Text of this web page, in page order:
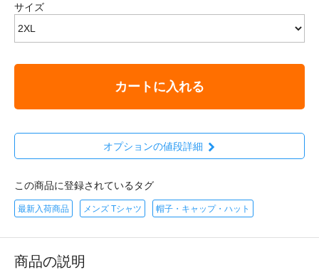
サイズ
カートに入れる
オプションの値段詳細
この商品に登録されているタグ
最新入荷商品 メンズ Tシャツ 帽子・キャップ・ハット
商品の説明